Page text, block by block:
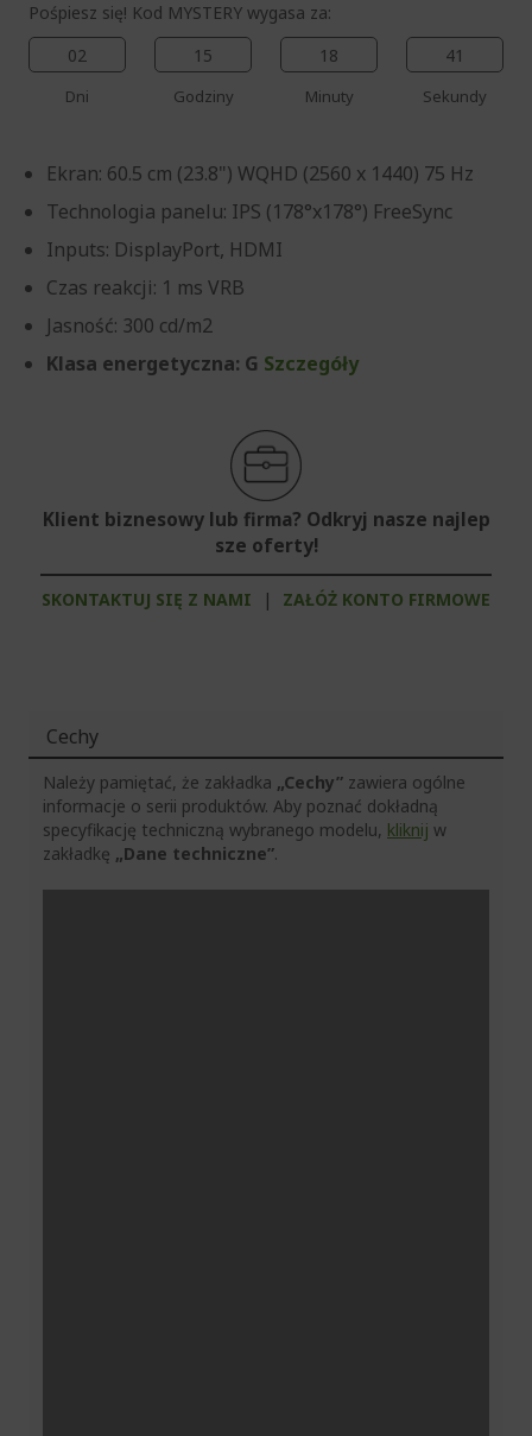
Pośpiesz się! Kod MYSTERY wygasa za:
02
Dni
15
Godziny
18
Minuty
41
Sekundy
Ekran: 60.5 cm (23.8") WQHD (2560 x 1440) 75 Hz
Technologia panelu: IPS (178°x178°) FreeSync
Inputs: DisplayPort, HDMI
Czas reakcji: 1 ms VRB
Jasność: 300 cd/m2
Klasa energetyczna: G Szczegóły
Klient biznesowy lub firma? Odkryj nasze najlep
sze oferty!
SKONTAKTUJ SIĘ Z NAMI | ZAŁÓŻ KONTO FIRMOWE
Cechy
Należy pamiętać, że zakładka „Cechy” zawiera ogólne
informacje o serii produktów. Aby poznać dokładną
specyfikację techniczną wybranego modelu, kliknij w
zakładkę „Dane techniczne”.